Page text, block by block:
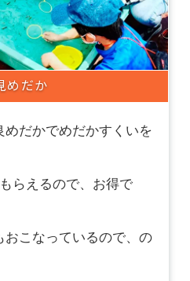
めだか
めだかでめだかすくいを
らえるので、お得で
おこなっているので、の